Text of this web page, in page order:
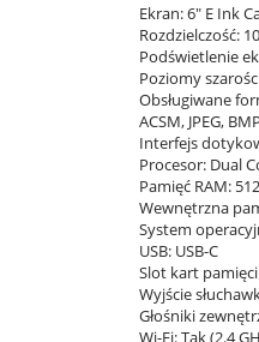
Ekran: 6" E Ink
Rozdzielczość:
Podświetlenie
Poziomy
Obsługiwane
ACSM, JPEG,
Interfejs
Procesor: Dual
Pamięć RAM:
Wewnętrzna
System
USB: USB-C
Slot kart
Wyjście
Głośniki
Wi-Fi: Tak (2.4